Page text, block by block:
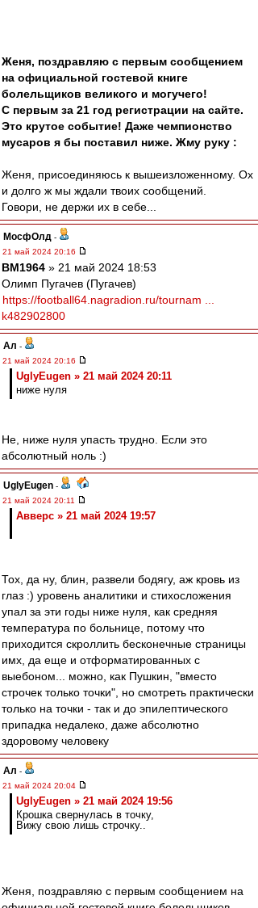
Женя, поздравляю с первым сообщением
на официальной гостевой книге
болельщиков великого и могучего!
С первым за 21 год регистрации на сайте.
Это крутое событие! Даже чемпионство
мусаров я бы поставил ниже. Жму руку :
Женя, присоединяюсь к вышеизложенному. Ох
и долго ж мы ждали твоих сообщений.
Говори, не держи их в себе...
МосфОлд -
21 май 2024 20:16
BM1964 » 21 май 2024 18:53
Олимп Пугачев (Пугачев)
https://football64.nagradion.ru/tournam ...
k482902800
Ал -
21 май 2024 20:16
UglyEugen » 21 май 2024 20:11
ниже нуля
Не, ниже нуля упасть трудно. Если это
абсолютный ноль :)
UglyEugen -
21 май 2024 20:11
Авверс » 21 май 2024 19:57
Тох, да ну, блин, развели бодягу, аж кровь из
глаз :) уровень аналитики и стихосложения
упал за эти годы ниже нуля, как средняя
температура по больнице, потому что
приходится скроллить бесконечные страницы
имх, да еще и отформатированных с
выебоном... можно, как Пушкин, "вместо
строчек только точки", но смотреть практически
только на точки - так и до эпилептического
припадка недалеко, даже абсолютно
здоровому человеку
Ал -
21 май 2024 20:04
UglyEugen » 21 май 2024 19:56
Крошка свернулась в точку,
Вижу свою лишь строчку..
Женя, поздравляю с первым сообщением на